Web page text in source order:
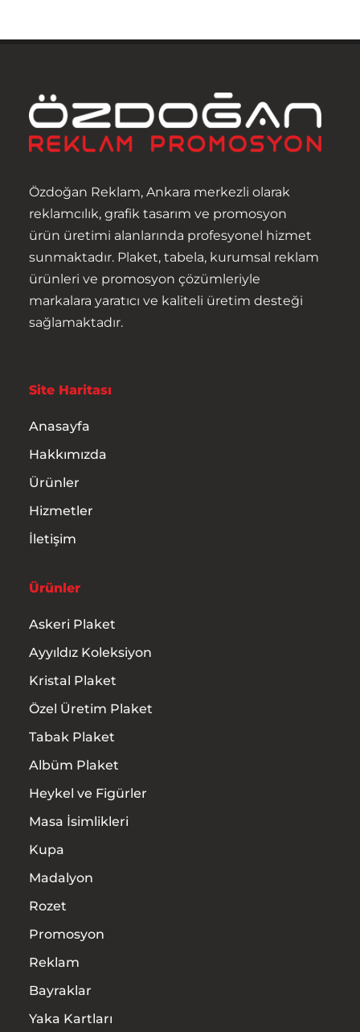
Özdoğan Reklam, Ankara merkezli olarak
reklamcılık, grafik tasarım ve promosyon
ürün üretimi alanlarında profesyonel hizmet
sunmaktadır. Plaket, tabela, kurumsal reklam
ürünleri ve promosyon çözümleriyle
markalara yaratıcı ve kaliteli üretim desteği
sağlamaktadır.
Site Haritası
Anasayfa
Hakkımızda
Ürünler
Hizmetler
İletişim
Ürünler
Askeri Plaket
Ayyıldız Koleksiyon
Kristal Plaket
Özel Üretim Plaket
Tabak Plaket
Albüm Plaket
Heykel ve Figürler
Masa İsimlikleri
Kupa
Madalyon
Rozet
Promosyon
Reklam
Bayraklar
Yaka Kartları
Anasayfa